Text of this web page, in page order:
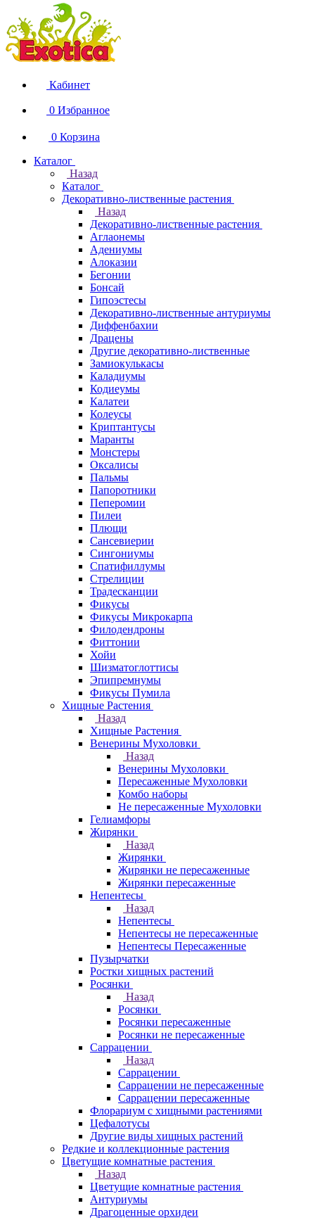
Кабинет
0 Избранное
0 Корзина
Каталог
Назад
Каталог
Декоративно-лиственные растения
Назад
Декоративно-лиственные растения
Аглаонемы
Адениумы
Алоказии
Бегонии
Бонсай
Гипоэстесы
Декоративно-лиственные антуриумы
Диффенбахии
Драцены
Другие декоративно-лиственные
Замиокулькасы
Каладиумы
Кодиеумы
Калатеи
Колеусы
Криптантусы
Маранты
Монстеры
Оксалисы
Пальмы
Папоротники
Пеперомии
Пилеи
Плющи
Сансевиерии
Сингониумы
Спатифиллумы
Стрелиции
Традесканции
Фикусы
Фикусы Микрокарпа
Филодендроны
Фиттонии
Хойи
Шизматоглоттисы
Эпипремнумы
Фикусы Пумила
Хищные Растения
Назад
Хищные Растения
Венерины Мухоловки
Назад
Венерины Мухоловки
Пересаженные Мухоловки
Комбо наборы
Не пересаженные Мухоловки
Гелиамфоры
Жирянки
Назад
Жирянки
Жирянки не пересаженные
Жирянки пересаженные
Непентесы
Назад
Непентесы
Непентесы не пересаженные
Непентесы Пересаженные
Пузырчатки
Ростки хищных растений
Росянки
Назад
Росянки
Росянки пересаженные
Росянки не пересаженные
Саррацении
Назад
Саррацении
Саррацении не пересаженные
Саррацении пересаженные
Флорариум с хищными растениями
Цефалотусы
Другие виды хищных растений
Редкие и коллекционные растения
Цветущие комнатные растения
Назад
Цветущие комнатные растения
Антуриумы
Драгоценные орхидеи